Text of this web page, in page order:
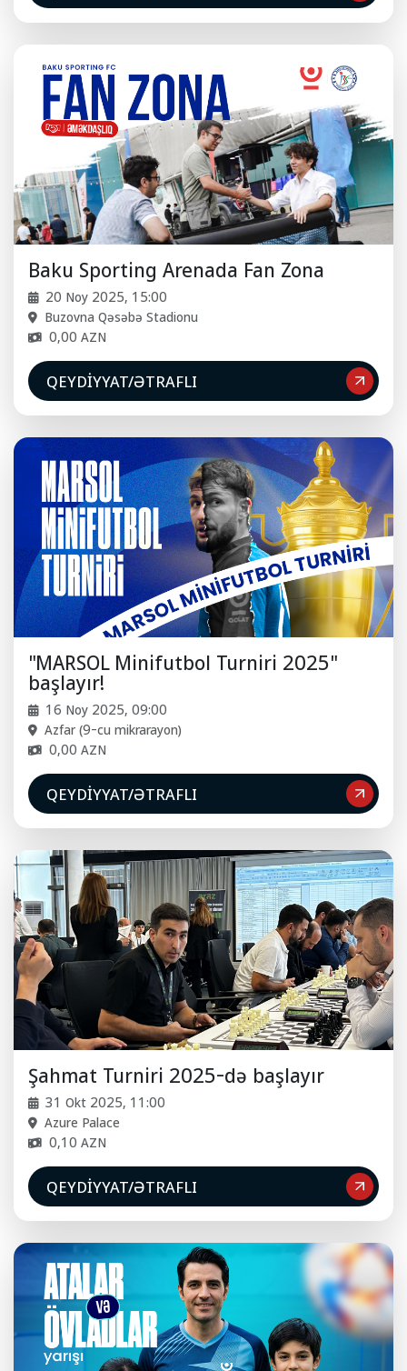
Baku Sporting Arenada Fan Zona
20 Noy 2025, 15:00
Buzovna Qəsəbə Stadionu
0,00 AZN
QEYDIYYAT/ƏTRAFLI
"MARSOL Minifutbol Turniri 2025"
başlayır!
16 Noy 2025, 09:00
Azfar (9-cu mikrarayon)
0,00 AZN
QEYDIYYAT/ƏTRAFLI
Şahmat Turniri 2025-də başlayır
31 Okt 2025, 11:00
Azure Palace
0,10 AZN
QEYDIYYAT/ƏTRAFLI